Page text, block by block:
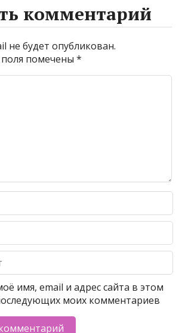
комментарий
не будет опубликован.
помечены*
имя, email и адрес сайта в этом
моих комментариев